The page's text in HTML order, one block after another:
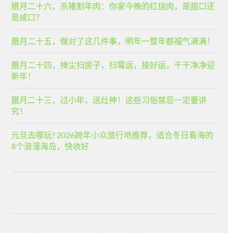
腊月二十六，杀猪割年肉：你家今晚的红烧肉，是甜口还
是咸口？
腊月二十五，做对了这几件事，明年一整年都福气满满！
腊月二十四，掸尘扫房子，扫霉运，接好运，干干净净迎
新年！
腊月二十三，过小年，送灶神！这些习俗禁忌一定要讲
究！
元旦去哪玩? 2026跨年小众旅行地推荐，适合冬日看海的
8个浪漫海岛，快收好